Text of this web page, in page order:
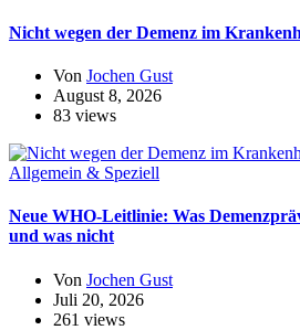
Nicht wegen der Demenz im
Von Jochen Gust
August 8, 2026
83 views
Allgemein & Speziell
Neue WHO-Leitlinie: Was
und was nicht
Von Jochen Gust
Juli 20, 2026
261 views